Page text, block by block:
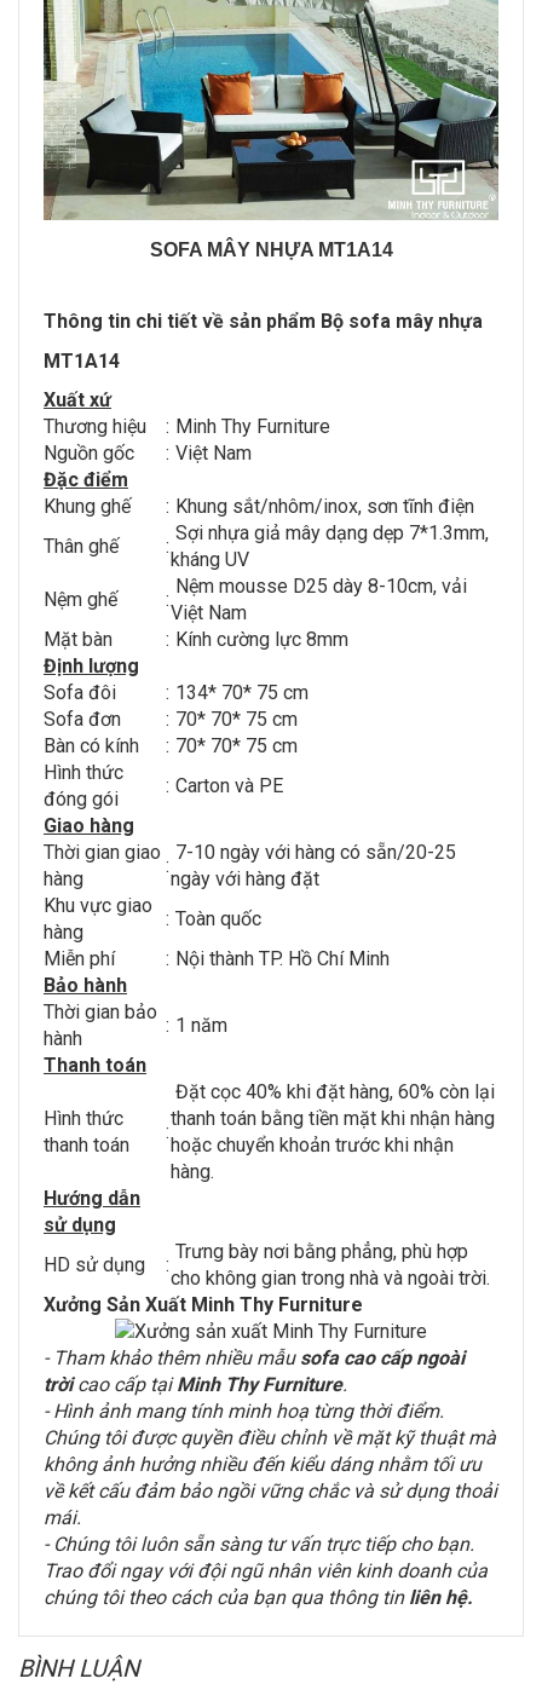
SOFA MÂY NHỰA MT1A14
Thông tin chi tiết về sản phẩm Bộ sofa mây nhựa
MT1A14
Xuất xứ
Thương hiệu
: Minh Thy Furniture
Nguồn gốc
: Việt Nam
Đặc điểm
Khung ghế
: Khung sắt/nhôm/inox, sơn tĩnh điện
Thân ghế
:
Sợi nhựa giả mây dạng dẹp 7*1.3mm,
kháng UV
Nệm ghế
:
Nệm mousse D25 dày 8-10cm, vải
Việt Nam
Mặt bàn
: Kính cường lực 8mm
Định lượng
Sofa đôi
: 134* 70* 75 cm
Sofa đơn
: 70* 70* 75 cm
Bàn có kính
: 70* 70* 75 cm
Hình thức
đóng gói
: Carton và PE
Giao hàng
Thời gian giao
hàng
:
7-10 ngày với hàng có sẵn/20-25
ngày với hàng đặt
Khu vực giao
hàng
: Toàn quốc
Miễn phí
: Nội thành TP. Hồ Chí Minh
Bảo hành
Thời gian bảo
hành
: 1 năm
Thanh toán
Hình thức
thanh toán
:
Đặt cọc 40% khi đặt hàng, 60% còn lại
thanh toán bằng tiền mặt khi nhận hàng
hoặc chuyển khoản trước khi nhận
hàng.
Hướng dẫn
sử dụng
HD sử dụng
:
Trưng bày nơi bằng phẳng, phù hợp
cho không gian trong nhà và ngoài trời.
Xưởng Sản Xuất Minh Thy Furniture
- Tham khảo thêm nhiều mẫu sofa cao cấp ngoài
trờicao cấp tạiMinh Thy Furniture.
- Hình ảnh mang tính minh hoạ từng thời điểm.
Chúng tôi được quyền điều chỉnh về mặt kỹ thuật mà
không ảnh hưởng nhiều đến kiểu dáng nhằm tối ưu
về kết cấu đảm bảo ngồi vững chắc và sử dụng thoải
mái.
- Chúng tôi luôn sẵn sàng tư vấn trực tiếp cho bạn.
Trao đổi ngay với đội ngũ nhân viên kinh doanh của
chúng tôi theo cách của bạn qua thông tin liên hệ.
BÌNH LUẬN